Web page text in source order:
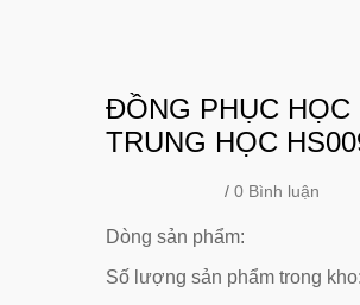
ĐỒNG PHỤC HỌC
TRUNG HỌC
/ 0 Bình luận
Dòng sản phẩm:
Số lượng sản phẩm trong